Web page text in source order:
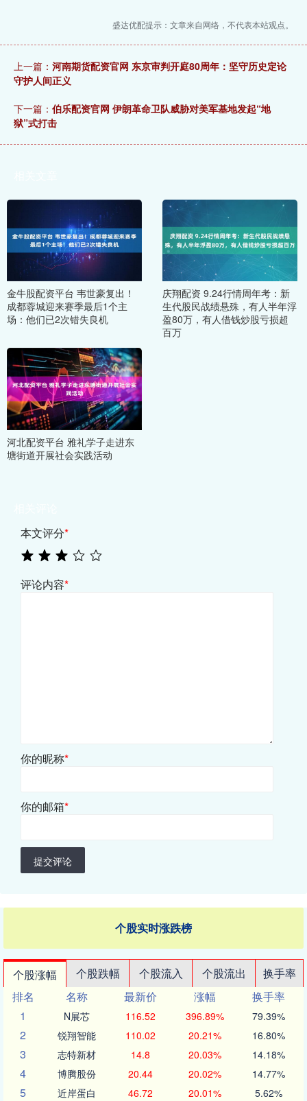
盛达优配提示：文章来自网络，不代表本站观点。
上一篇： 河南期货配资官网 东京审判开庭80周年：坚守历史定论
守护人间正义
下一篇： 伯乐配资官网 伊朗革命卫队威胁对美军基地发起“地
狱”式打击
金牛股配资平台 韦世豪复出！
成都蓉城迎来赛季最后1个主
场：他们已2次错失良机
庆翔配资 9.24行情周年考：新
生代股民战绩悬殊，有人半年浮
盈80万，有人借钱炒股亏损超
百万
河北配资平台 雅礼学子走进东
塘街道开展社会实践活动
本文评分*
评论内容*
你的昵称*
你的邮箱*
提交评论
个股实时涨跌榜
个股涨幅 个股跌幅 个股流入 个股流出
换手率
排名
名称 最新价 涨幅
换手率
1
N展芯 116.52 396.89% 79.39%
2 锐翔智能 110.02 20.21% 16.80%
3 志特新材 14.8 20.03% 14.18%
4 博腾股份 20.44 20.02% 14.77%
5 近岸蛋白 46.72 20.01% 5.62%